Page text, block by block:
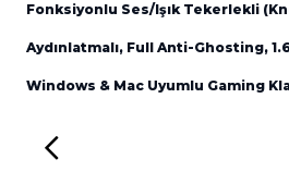
Fonksiyonlu Ses/Işık Tekerlekli
Aydınlatmalı, Full Anti-Ghosting,
Windows & Mac Uyumlu Gaming